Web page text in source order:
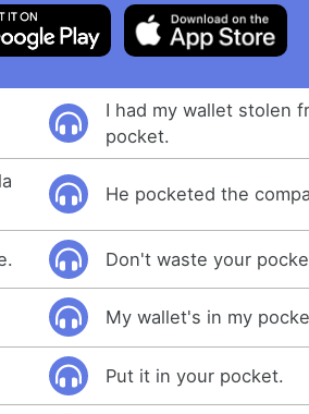
I had my wallet stolen
pocket.
He pocketed the
Don't waste your
My wallet's in my
Put it in your pocket.